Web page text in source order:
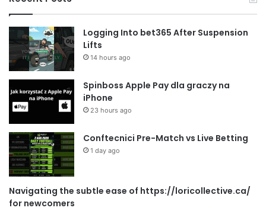
Logging Into bet365 After Suspension
Lifts
14 hours ago
Spinboss Apple Pay dla graczy na
iPhone
23 hours ago
Conftecnici Pre-Match vs Live Betting
1 day ago
Navigating the subtle ease of https://loricollective.ca/
for newcomers